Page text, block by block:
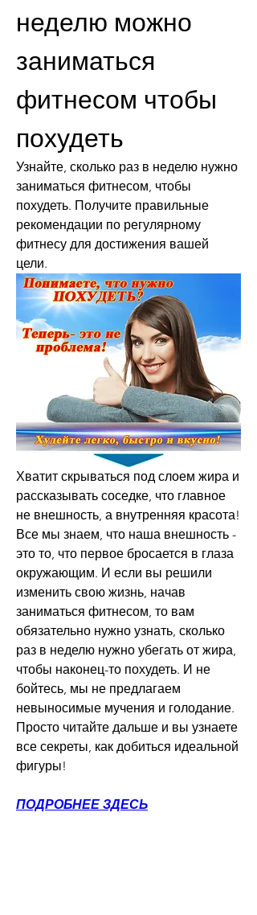
неделю можно
заниматься
фитнесом чтобы
похудеть
Узнайте, сколько раз в неделю нужно
заниматься фитнесом, чтобы
похудеть. Получите правильные
рекомендации по регулярному
фитнесу для достижения вашей
цели.
Хватит скрываться под слоем жира и
рассказывать соседке, что главное
не внешность, а внутренняя красота!
Все мы знаем, что наша внешность -
это то, что первое бросается в глаза
окружающим. И если вы решили
изменить свою жизнь, начав
заниматься фитнесом, то вам
обязательно нужно узнать, сколько
раз в неделю нужно убегать от жира,
чтобы наконец-то похудеть. И не
бойтесь, мы не предлагаем
невыносимые мучения и голодание.
Просто читайте дальше и вы узнаете
все секреты, как добиться идеальной
фигуры!
ПОДРОБНЕЕ ЗДЕСЬ